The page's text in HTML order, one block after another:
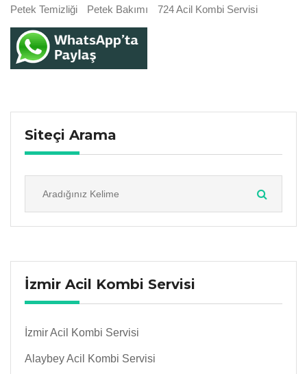
Petek Temizliği
Petek Bakımı 724 Acil Kombi Servisi
Siteçi Arama
İzmir Acil Kombi Servisi
İzmir Acil Kombi Servisi
Alaybey Acil Kombi Servisi